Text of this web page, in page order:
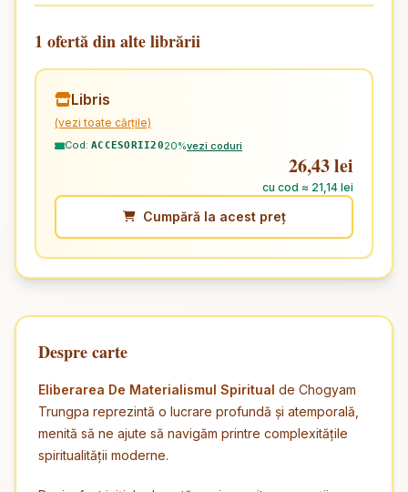
1 ofertă din alte librării
Libris
(vezi toate cărțile)
Cod: ACCESORII2020%vezi coduri
26,43 lei
cu cod ≈ 21,14 lei
Cumpără la acest preț
Despre carte
Eliberarea De Materialismul Spiritual de Chogyam
Trungpa reprezintă o lucrare profundă și atemporală,
menită să ne ajute să navigăm printre complexitățile
spiritualității moderne.